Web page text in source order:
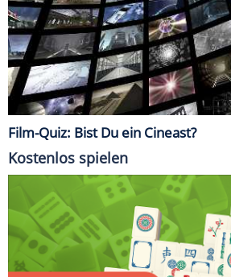
Film-Quiz: Bist Du ein Cineast?
Kostenlos spielen